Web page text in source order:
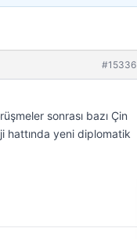
#15336
sonrası bazı Çin
hattında yeni diplomatik